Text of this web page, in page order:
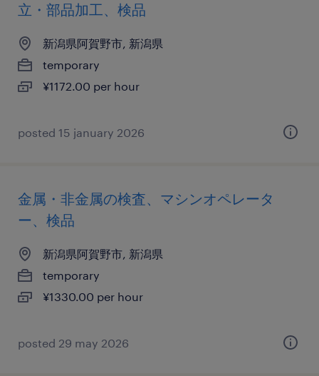
立・部品加工、検品
新潟県阿賀野市, 新潟県
temporary
¥1172.00 per hour
posted 15 january 2026
金属・非金属の検査、マシンオペレータ
ー、検品
新潟県阿賀野市, 新潟県
temporary
¥1330.00 per hour
posted 29 may 2026